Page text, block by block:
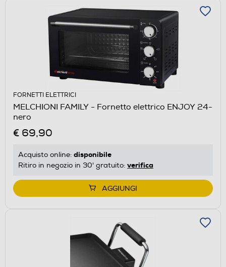
FORNETTI ELETTRICI
MELCHIONI FAMILY - Fornetto elettrico ENJOY 24-
nero
€ 69,90
Acquisto online: disponibile
Ritiro in negozio in 30' gratuito: verifica
AGGIUNGI